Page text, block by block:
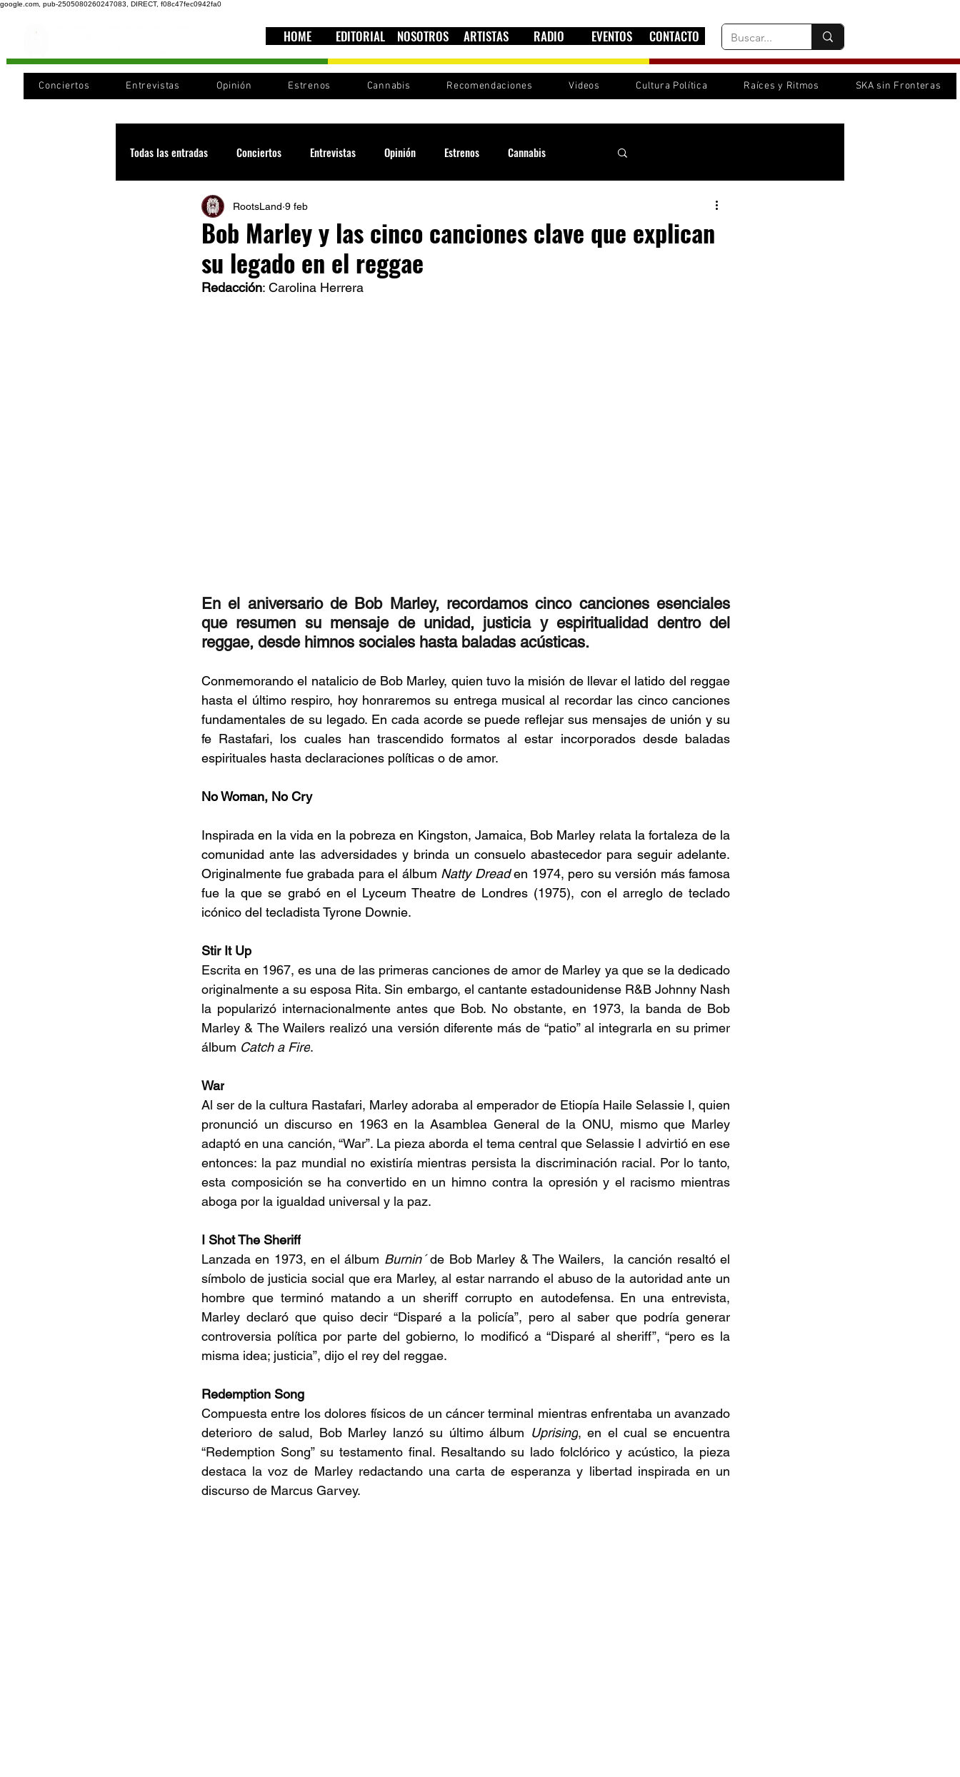
google.com, pub-2505080260247083, DIRECT, f08c47fec0942fa0
HOME EDITORIAL NOSOTROS ARTISTAS RADIO EVENTOS CONTACTO
Conciertos Entrevistas Opinión Estrenos Cannabis Recomendaciones Videos Cultura Política Raíces y Ritmos SKA sin Fronteras
Todas las entradas Conciertos Entrevistas Opinión Estrenos Cannabis
Recomendaciones Videos
Cultura Cobertura Sound System
Bob Marley y las cinco canciones clave que explican
su legado en el reggae
RootsLand 9 feb
Redacción: Carolina Herrera
En el aniversario de Bob Marley, recordamos cinco canciones esenciales
que resumen su mensaje de unidad, justicia y espiritualidad dentro del
reggae, desde himnos sociales hasta baladas acústicas.
Conmemorando el natalicio de Bob Marley, quien tuvo la misión de llevar el latido del reggae
hasta el último respiro, hoy honraremos su entrega musical al recordar las cinco canciones
fundamentales de su legado. En cada acorde se puede reflejar sus mensajes de unión y su
fe Rastafari, los cuales han trascendido formatos al estar incorporados desde baladas
espirituales hasta declaraciones políticas o de amor.
No Woman, No Cry
Inspirada en la vida en la pobreza en Kingston, Jamaica, Bob Marley relata la fortaleza de la
comunidad ante las adversidades y brinda un consuelo abastecedor para seguir adelante.
Originalmente fue grabada para el álbum Natty Dread en 1974, pero su versión más famosa
fue la que se grabó en el Lyceum Theatre de Londres (1975), con el arreglo de teclado
icónico del tecladista Tyrone Downie.
Stir It Up
Escrita en 1967, es una de las primeras canciones de amor de Marley ya que se la dedicado
originalmente a su esposa Rita. Sin embargo, el cantante estadounidense R&B Johnny Nash
la popularizó internacionalmente antes que Bob. No obstante, en 1973, la banda de Bob
Marley & The Wailers realizó una versión diferente más de “patio” al integrarla en su primer
álbum Catch a Fire.
War
Al ser de la cultura Rastafari, Marley adoraba al emperador de Etiopía Haile Selassie I, quien
pronunció un discurso en 1963 en la Asamblea General de la ONU, mismo que Marley
adaptó en una canción, “War”. La pieza aborda el tema central que Selassie I advirtió en ese
entonces: la paz mundial no existiría mientras persista la discriminación racial. Por lo tanto,
esta composición se ha convertido en un himno contra la opresión y el racismo mientras
aboga por la igualdad universal y la paz.
I Shot The Sheriff
Lanzada en 1973, en el álbum Burnin´ de Bob Marley & The Wailers,  la canción resaltó el
símbolo de justicia social que era Marley, al estar narrando el abuso de la autoridad ante un
hombre que terminó matando a un sheriff corrupto en autodefensa. En una entrevista,
Marley declaró que quiso decir “Disparé a la policía”, pero al saber que podría generar
controversia política por parte del gobierno, lo modificó a “Disparé al sheriff”, “pero es la
misma idea; justicia”, dijo el rey del reggae.
Redemption Song
Compuesta entre los dolores físicos de un cáncer terminal mientras enfrentaba un avanzado
deterioro de salud, Bob Marley lanzó su último álbum Uprising, en el cual se encuentra
“Redemption Song” su testamento final. Resaltando su lado folclórico y acústico, la pieza
destaca la voz de Marley redactando una carta de esperanza y libertad inspirada en un
discurso de Marcus Garvey.